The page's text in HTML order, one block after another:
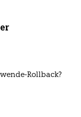
Rollback?